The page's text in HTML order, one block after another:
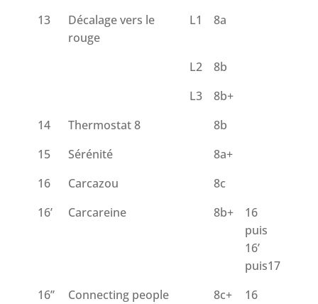
13
Décalage vers le
rouge
L1 8a
L2
8b
L3
8b+
14
Thermostat 8
8b
15
Sérénité
8a+
16
Carcazou
8c
16’
Carcareine 8b+
16
puis
16’
puis17
16’’
Connecting people 8c+
16